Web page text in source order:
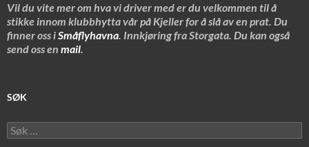
Vil du vite mer om hva vi driver med er du velkommen til å
stikke innom klubbhytta vår på Kjeller for å slå av en prat. Du
finner oss iSmåflyhavna. Innkjøring fra Storgata. Du kan også
send oss en mail.
SØK
Søk
etter: